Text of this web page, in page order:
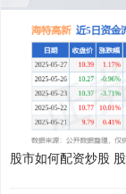
股市如何配资炒股